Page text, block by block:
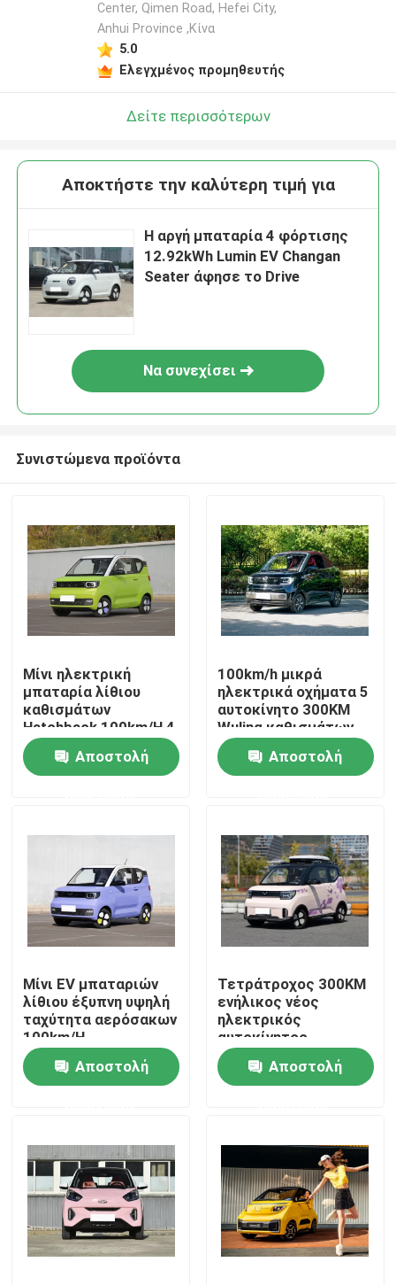
Αρχική Σελίδα
Βίντεο
Σχετικά με εμάς
Γύρος εργοστασίων
Ποιοτικός έλεγχος
Νέα
Όλες οι περιπτώσεις
Center, Qimen Road, Hefei City,
Anhui Province ,Κίνα
5.0
Ελεγχμένος προμηθευτής
Δείτε περισσότερων
Αποκτήστε την καλύτερη τιμή για
Η αργή μπαταρία 4 φόρτισης
12.92kWh Lumin EV Changan
Seater άφησε το Drive
Να συνεχίσει
Συνιστώμενα προϊόντα
Μίνι ηλεκτρική
μπαταρία λίθιου
καθισμάτων
Hatchback 100km/H 4
αυτοκινήτων
αερόσακων Wuling
Αποστολή
100km/h μικρά
ηλεκτρικά οχήματα 5
αυτοκίνητο 300KM
Wuling καθισμάτων
για τους ενηλίκους
Αποστολή
Μίνι EV μπαταριών
λίθιου έξυπνη υψηλή
ταχύτητα αερόσακων
100km/H
αυτοκινήτων Wuling
HongguangΑποστολή
Τετράτροχος 300KM
ενήλικος νέος
ηλεκτρικός
αυτοκίνητος
αυτοκινήτων Wuling
μίνι SUV ηλεκτρικός
Αποστολή